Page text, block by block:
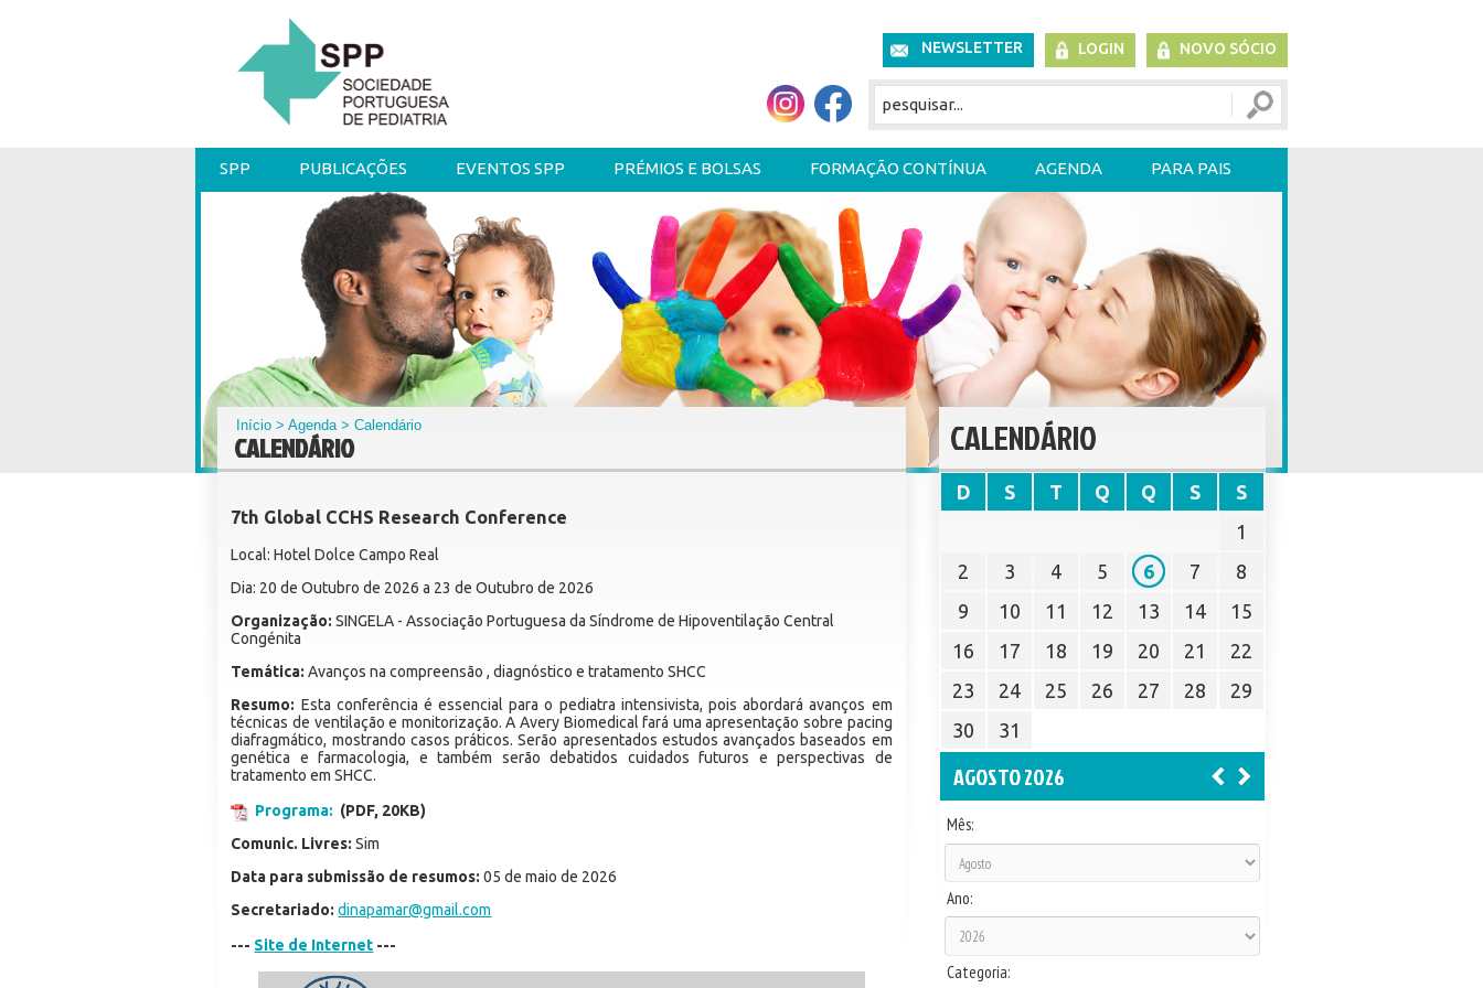
NEWSLETTER LOGIN NOVO SÓCIO
SPP PUBLICAÇÕES EVENTOS SPP PRÉMIOS E BOLSAS FORMAÇÃO CONTÍNUA AGENDA PARA PAIS
Início >Agenda> Calendário
CALENDÁRIO
7th Global CCHS Research Conference
Local: Hotel Dolce Campo Real
Dia: 20 de Outubro de 2026 a 23 de Outubro de 2026
Organização: SINGELA - Associação Portuguesa da Síndrome de Hipoventilação Central
Congénita
Temática: Avanços na compreensão , diagnóstico e tratamento SHCC
Resumo: Esta conferência é essencial para o pediatra intensivista, pois abordará avanços em
técnicas de ventilação e monitorização. A Avery Biomedical fará uma apresentação sobre pacing
diafragmático, mostrando casos práticos. Serão apresentados estudos avançados baseados em
genética e farmacologia, e também serão debatidos cuidados futuros e perspectivas de
tratamento em SHCC.
Programa: (PDF, 20KB)
Comunic. Livres: Sim
Data para submissão de resumos: 05 de maio de 2026
Secretariado: dinapamar@gmail.com
--- Site de Internet ---
CALENDÁRIO
D S T Q Q S
S
1
2
3 4 5 6 7
8
9
10 11 12 13 14
15
16
17 18 19 20 21
22
23
24 25 26 27 28
29
30
31
AGOSTO 2026
Mês:
Ano:
Categoria: